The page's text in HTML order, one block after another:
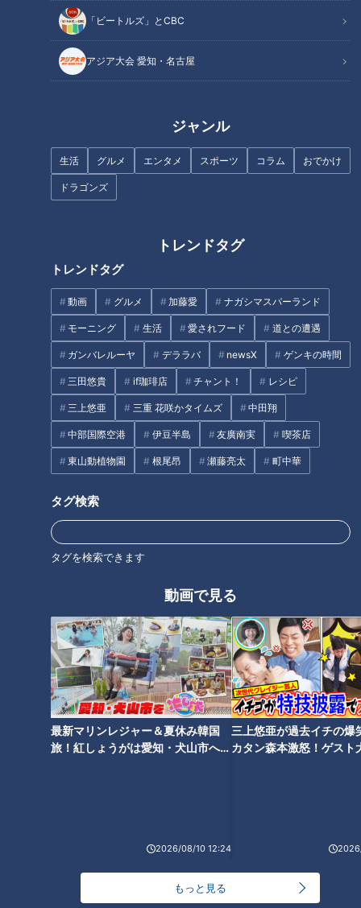
「ビートルズ」とCBC
アジア大会 愛知・名古屋
ジャンル
生活 グルメ エンタメ スポーツ コラム おでかけ
ドラゴンズ
トレンドタグ
トレンドタグ
動画 グルメ 加藤愛 ナガシマスパーランド
モーニング 生活 愛されフード 道との遭遇
ガンバレルーヤ デララバ newsX ゲンキの時間
三田悠貴 if珈琲店 チャント！ レシピ
三上悠亜 三重 花咲かタイムズ 中田翔
中部国際空港 伊豆半島 友廣南実 喫茶店
東山動植物園 根尾昂 瀬藤亮太 町中華
タグ検索
タグを検索できます
動画で見る
最新マリンレジャー＆夏休み韓国
旅！紅しょうがは愛知・犬山市へ
2026/08/10 12:24
三上悠亜が過去イチの爆
カタン森本激怒！ゲスト
もっと見る
【結果速報！】第65回中部・第
55回北陸実業団対抗駅伝競走大
会 優勝の行方は！？
55回北陸実業団対抗駅伝競走大
会、頂点が決定！中部はトヨタ
紡織、北陸はＹＫＫが制覇！
「トヨタ紡織」が3年ぶりV！昨
年度の実業団駅伝日本一「トヨ
タ自動車」を下し中部の王座奪
第62回中部・第52回北陸 実業
2025中部・北陸実業団駅伝 直
前企画「今年のチームを表す漢
字一文字」各監督が語る決意と
トヨタ自動車、3連覇なるか？
中部・北陸実業団駅伝で「25回
目の栄冠」の底力再び
タグ
ライブ配信
ランキング
RANKING
たいと思っている人は？